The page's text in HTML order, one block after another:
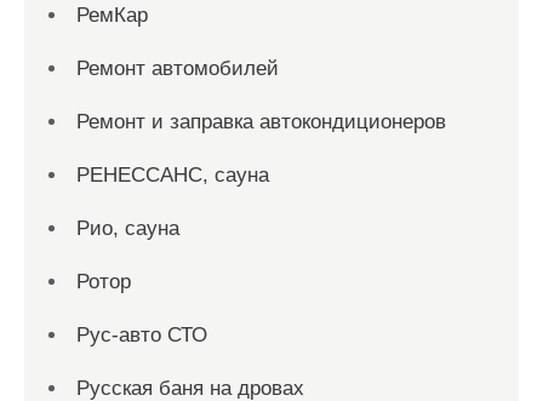
РемКар
Ремонт автомобилей
Ремонт и заправка автокондиционеров
РЕНЕССАНС, сауна
Рио, сауна
Ротор
Рус-авто СТО
Русская баня на дровах